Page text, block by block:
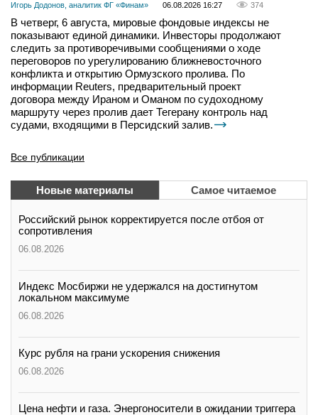
Игорь Додонов, аналитик ФГ «Финам» 06.08.2026 16:27 374
В четверг, 6 августа, мировые фондовые индексы не
показывают единой динамики. Инвесторы продолжают
следить за противоречивыми сообщениями о ходе
переговоров по урегулированию ближневосточного
конфликта и открытию Ормузского пролива. По
информации Reuters, предварительный проект
договора между Ираном и Оманом по судоходному
маршруту через пролив дает Тегерану контроль над
судами, входящими в Персидский залив.
Все публикации
Новые материалы Самое читаемое
Российский рынок корректируется после отбоя от
сопротивления
06.08.2026
Индекс Мосбиржи не удержался на достигнутом
локальном максимуме
06.08.2026
Курс рубля на грани ускорения снижения
06.08.2026
Цена нефти и газа. Энергоносители в ожидании триггера